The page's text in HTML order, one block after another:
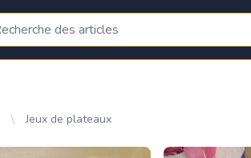
Jeux de plateaux